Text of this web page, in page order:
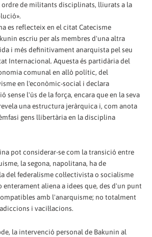
ordre de militants disciplinats, lliurats a la
es reflecteix en el citat Catecisme
escriu per als membres d'una altra
i més definitivament anarquista pel seu
Internacional. Aquesta és partidària del
comunal en allò polític, del
en l'econòmic-social i declara
sense l'ús de la força, encara que en la seva
una estructura jeràrquica i, com anota
gens llibertària en la disciplina
pot considerar-se com la transició entre
la segona, napolitana, ha de
del federalisme col·lectivista o socialisme
aliena a idees que, des d'un punt
amb l'anarquisme; no totalment
i vacil·lacions.
la intervenció personal de Bakunin al